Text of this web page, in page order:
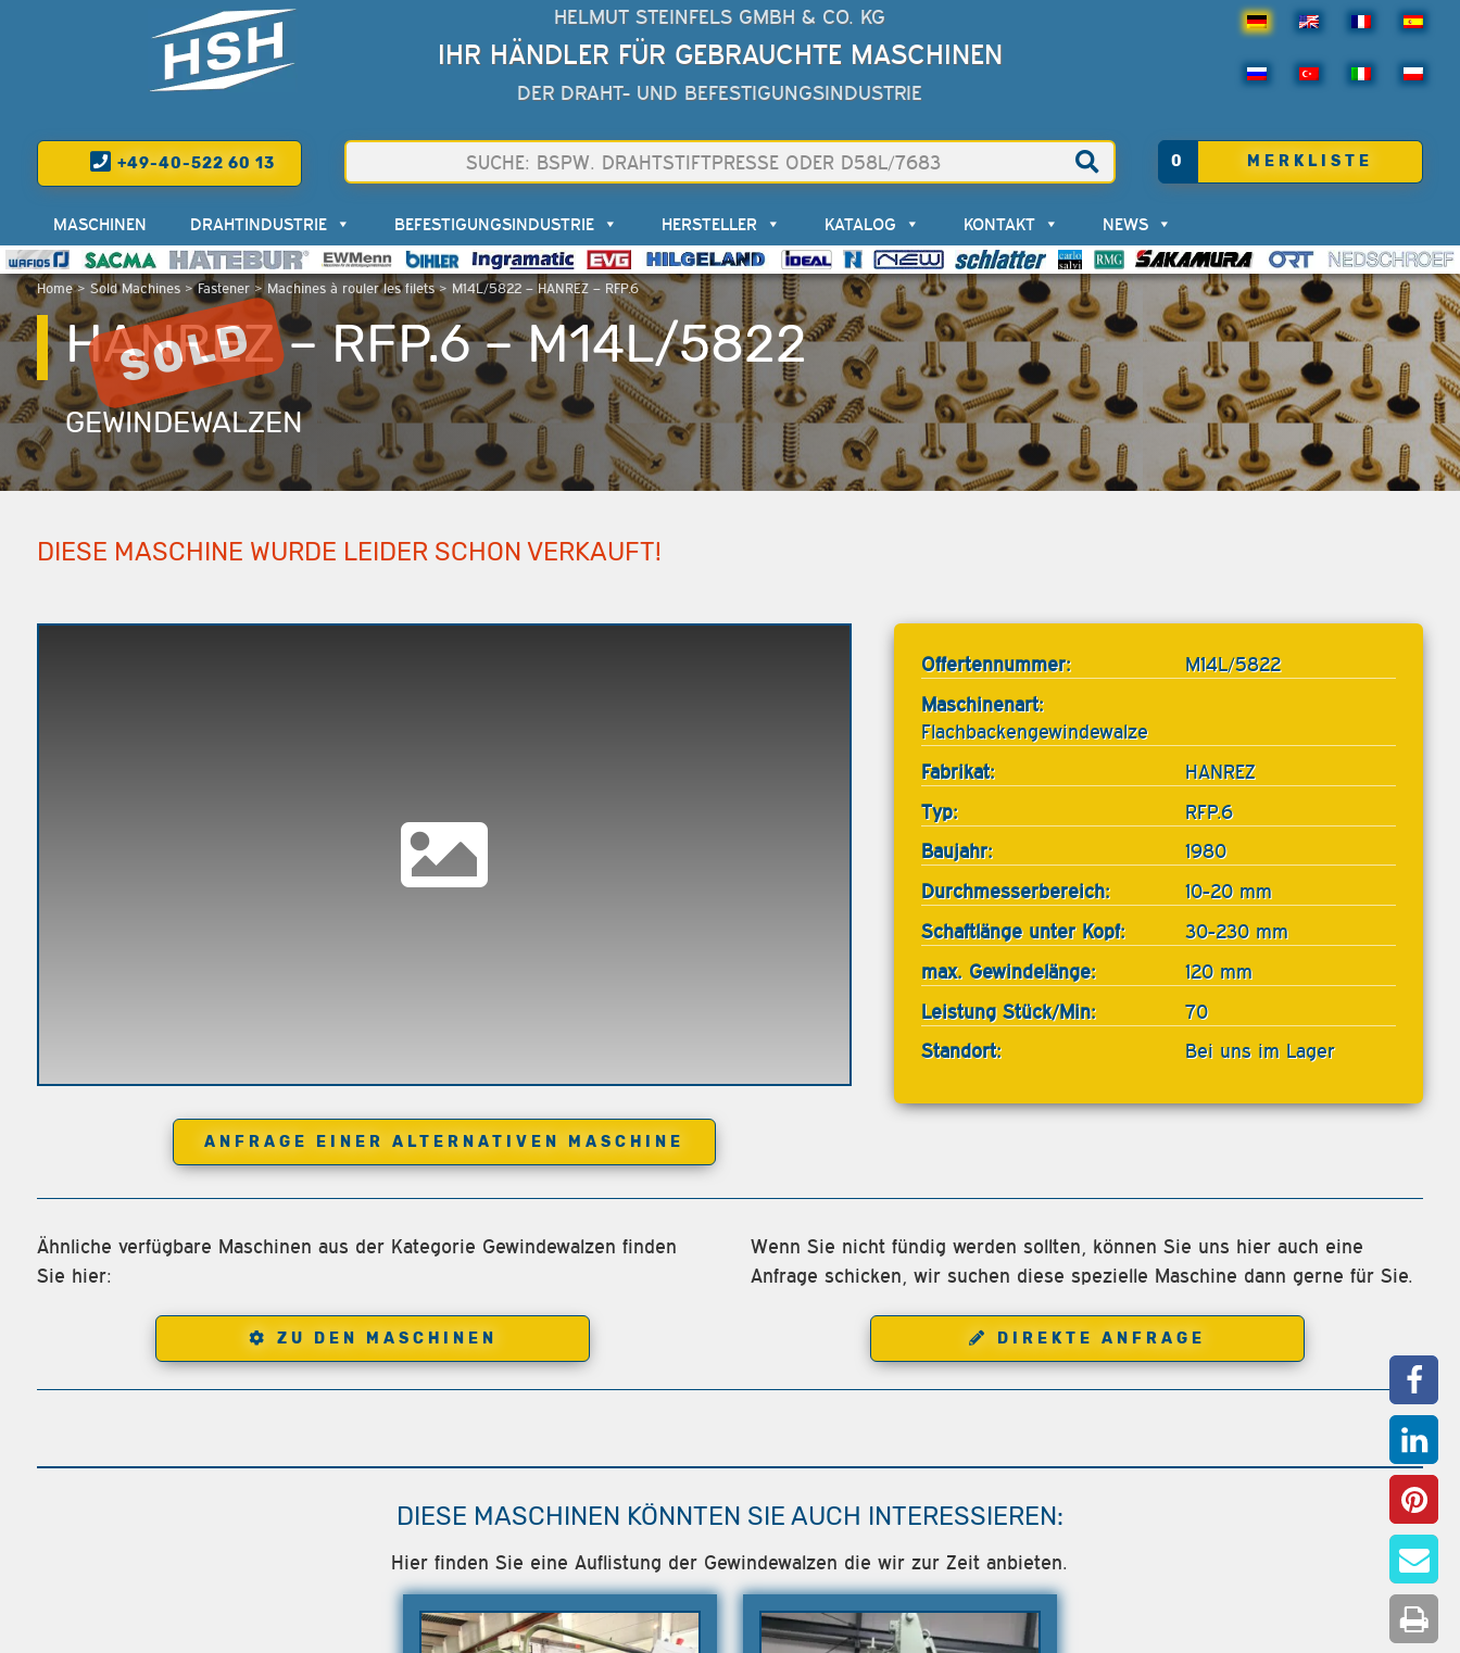
HELMUT STEINFELS GMBH & CO. KG
IHR HÄNDLER FÜR GEBRAUCHTE MASCHINEN
DER DRAHT- UND BEFESTIGUNGSINDUSTRIE
+49-40-522 60 13 0 MERKLISTE
Home> Sold Machines>Fastener> Machines à rouler les filets> M14L/5822 – HANREZ – RFP.6
MASCHINEN DRAHTINDUSTRIE BEFESTIGUNGSINDUSTRIE HERSTELLER KATALOG KONTAKT NEWS
HANREZ – RFP.6 – M14L/5822
GEWINDEWALZEN
DIESE MASCHINE WURDE LEIDER SCHON VERKAUFT!
ANFRAGE EINER ALTERNATIVEN MASCHINE
Offertennummer:
M14L/5822
Maschinenart:
Flachbackengewindewalze
Fabrikat:
HANREZ
Typ:
RFP.6
Baujahr:
1980
Durchmesserbereich:
10-20 mm
Schaftlänge unter Kopf:
30-230 mm
max. Gewindelänge:
120 mm
Leistung Stück/Min:
70
Standort:
Bei uns im Lager
Ähnliche verfügbare Maschinen aus der Kategorie Gewindewalzen finden
Sie hier:
ZU DEN MASCHINEN
Wenn Sie nicht fündig werden sollten, können Sie uns hier auch eine
Anfrage schicken, wir suchen diese spezielle Maschine dann gerne für Sie.
DIREKTE ANFRAGE
DIESE MASCHINEN KÖNNTEN SIE AUCH INTERESSIEREN:
Hier finden Sie eine Auflistung der Gewindewalzen die wir zur Zeit anbieten.